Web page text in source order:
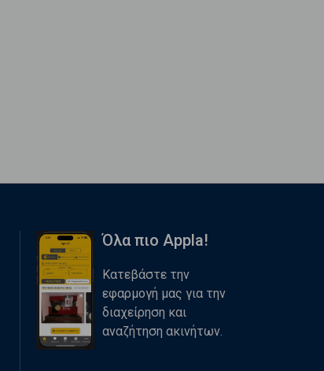
Όλα πιο Appla!
Κατεβάστε την
εφαρμογή μας για την
διαχείρηση και
αναζήτηση ακινήτων.